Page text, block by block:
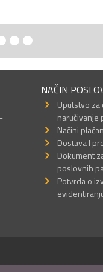
NAČIN
Uputstvo za
naručivanje
Načini
Dostava I
Dokument
poslovnih
Potvrda o